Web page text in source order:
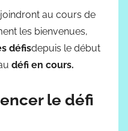
au cours de
les bienvenues,
défisdepuis le début
défi en cours.
le défi